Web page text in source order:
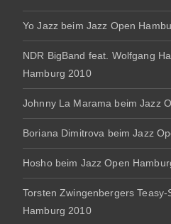
Yo Jazz beim Jazz Open
NDR BigBand feat. Wolfgang
Hamburg 2010
Johnny La Marama beim Jazz
Boriana Dimitrova beim Jazz
Hosho beim Jazz Open
Torsten Zwingenbergers
Hamburg 2010